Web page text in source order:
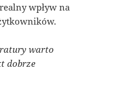
wpływ na
warto
dobrze